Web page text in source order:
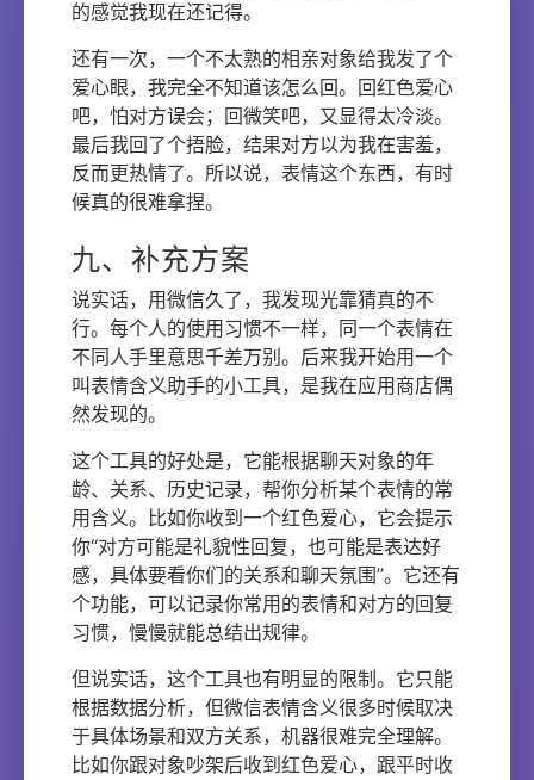
的感觉我现在还记得。
还有一次，一个不太熟的相亲对象给我发了个
爱心眼，我完全不知道该怎么回。回红色爱心
吧，怕对方误会；回微笑吧，又显得太冷淡。
最后我回了个捂脸，结果对方以为我在害羞，
反而更热情了。所以说，表情这个东西，有时
候真的很难拿捏。
九、补充方案
说实话，用微信久了，我发现光靠猜真的不
行。每个人的使用习惯不一样，同一个表情在
不同人手里意思千差万别。后来我开始用一个
叫表情含义助手的小工具，是我在应用商店偶
然发现的。
这个工具的好处是，它能根据聊天对象的年
龄、关系、历史记录，帮你分析某个表情的常
用含义。比如你收到一个红色爱心，它会提示
你“对方可能是礼貌性回复，也可能是表达好
感，具体要看你们的关系和聊天氛围”。它还有
个功能，可以记录你常用的表情和对方的回复
习惯，慢慢就能总结出规律。
但说实话，这个工具也有明显的限制。它只能
根据数据分析，但微信表情含义很多时候取决
于具体场景和双方关系，机器很难完全理解。
比如你跟对象吵架后收到红色爱心，跟平时收